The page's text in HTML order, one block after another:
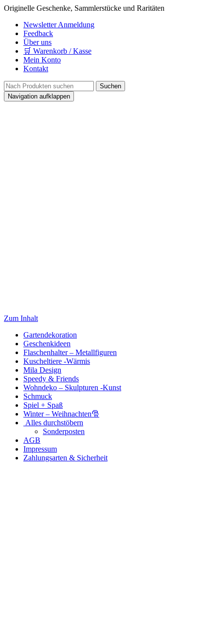
Originelle Geschenke, Sammlerstücke und Raritäten
Newsletter Anmeldung
Feedback
Über uns
🛒 Warenkorb / Kasse
Mein Konto
Kontakt
Navigation aufklappen
Zum Inhalt
Gartendekoration
Geschenkideen
Flaschenhalter – Metallfiguren
Kuscheltiere -Wärmis
Mila Design
Speedy & Friends
Wohndeko – Skulpturen -Kunst
Schmuck
Spiel + Spaß
Winter – Weihnachten🎅
Alles durchstöbern
Sonderposten
AGB
Impressum
Zahlungsarten & Sicherheit